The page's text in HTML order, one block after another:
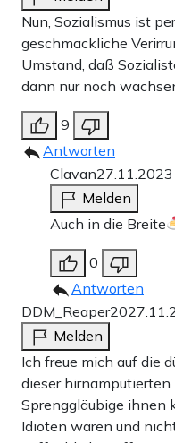
Doch selbst das ist
dass Jäger Jassir
Führer und
der in der
„Endsieg“ aufrief, für
Nun, Sozialismus ist
geschmackliche
Umstand, daß
dann nur noch
9
Antworten
Clavan
Melden
Auch in die Breite
0
Antworten
DDM_Reaper20
Melden
Ich freue mich auf die
dieser
Sprenggläubige ihnen
Idioten waren und